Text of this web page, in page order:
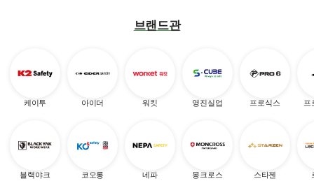
브랜드관
케이투
블랙야크
아이더
코오롱
워킷
네파
영진실업
몽크로스
프로식스
스타젠
프